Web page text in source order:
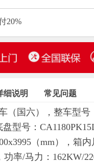
20%
细说明 常见问题
（国六），整车型号
盘型号：
（mm），箱
功率/马力：162KW/